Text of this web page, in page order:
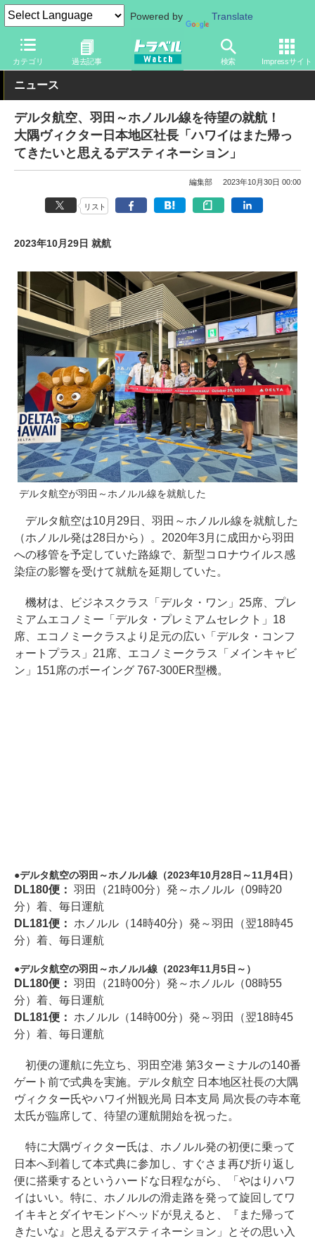
Powered by Translate
カテゴリ 過去記事 検索 Impressサイト
トラベル Watch 地域 海外旅行 ハワイ
ニュース
デルタ航空、羽田～ホノルル線を待望の就航！
大隅ヴィクター日本地区社長「ハワイはまた帰っ
てきたいと思えるデスティネーション」
編集部 2023年10月30日 00:00
リスト
2023年10月29日 就航
デルタ航空が羽田～ホノルル線を就航した
デルタ航空は10月29日、羽田～ホノルル線を就航した
（ホノルル発は28日から）。2020年3月に成田から羽田
への移管を予定していた路線で、新型コロナウイルス感
染症の影響を受けて就航を延期していた。
機材は、ビジネスクラス「デルタ・ワン」25席、プレ
ミアムエコノミー「デルタ・プレミアムセレクト」18
席、エコノミークラスより足元の広い「デルタ・コンフ
ォートプラス」21席、エコノミークラス「メインキャビ
ン」151席のボーイング 767-300ER型機。
デルタ航空の羽田～ホノルル線（2023年10月28日～11月4日）
DL180便： 羽田（21時00分）発～ホノルル（09時20
分）着、毎日運航
DL181便： ホノルル（14時40分）発～羽田（翌18時45
分）着、毎日運航
デルタ航空の羽田～ホノルル線（2023年11月5日～）
DL180便： 羽田（21時00分）発～ホノルル（08時55
分）着、毎日運航
DL181便： ホノルル（14時00分）発～羽田（翌18時45
分）着、毎日運航
初便の運航に先立ち、羽田空港 第3ターミナルの140番
ゲート前で式典を実施。デルタ航空 日本地区社長の大隅
ヴィクター氏やハワイ州観光局 日本支局 局次長の寺本竜
太氏が臨席して、待望の運航開始を祝った。
特に大隅ヴィクター氏は、ホノルル発の初便に乗って
日本へ到着して本式典に参加し、すぐさま再び折り返し
便に搭乗するというハードな日程ながら、「やはりハワ
イはいい。特に、ホノルルの滑走路を発って旋回してワ
イキキとダイヤモンドヘッドが見えると、『また帰って
きたいな』と思えるデスティネーション」とその思い入